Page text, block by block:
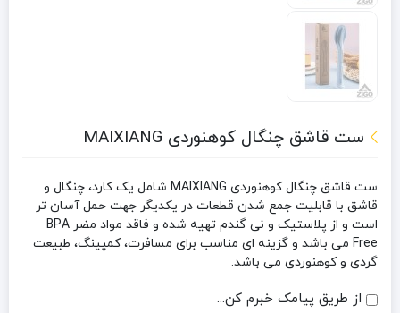
ست قاشق چنگال کوهنوردی MAIXIANG
ست قاشق چنگال کوهنوردی MAIXIANG شامل یک کارد، چنگال و
قاشق با قابلیت جمع شدن قطعات در یکدیگر جهت حمل آسان تر
است و از پلاستیک و نی گندم تهیه شده و فاقد مواد مضر BPA
Free می باشد و گزینه ای مناسب برای مسافرت، کمپینگ، طبیعت
گردی و کوهنوردی می باشد.
از طریق پیامک خبرم کن...